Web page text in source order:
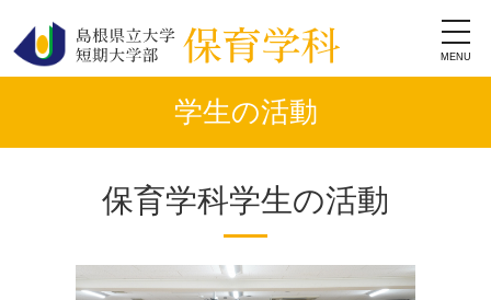
学生の活動
保育学科学生の活動